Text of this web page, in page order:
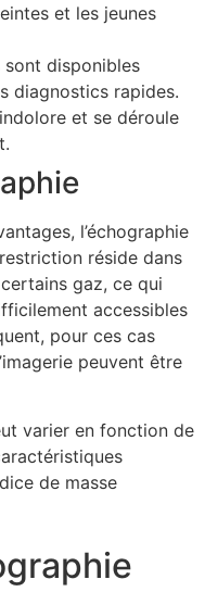
et les jeunes
sont disponibles
diagnostics rapides.
et se déroule
l’échographie
réside dans
gaz, ce qui
accessibles
pour ces cas
peuvent être
varier en fonction de
de masse